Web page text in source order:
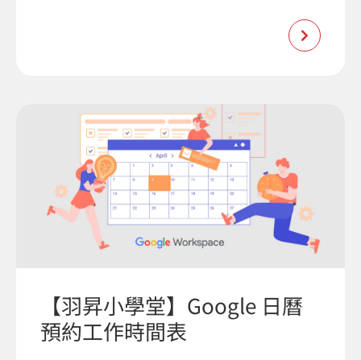
【羽昇小學堂】Google 日曆
預約工作時間表